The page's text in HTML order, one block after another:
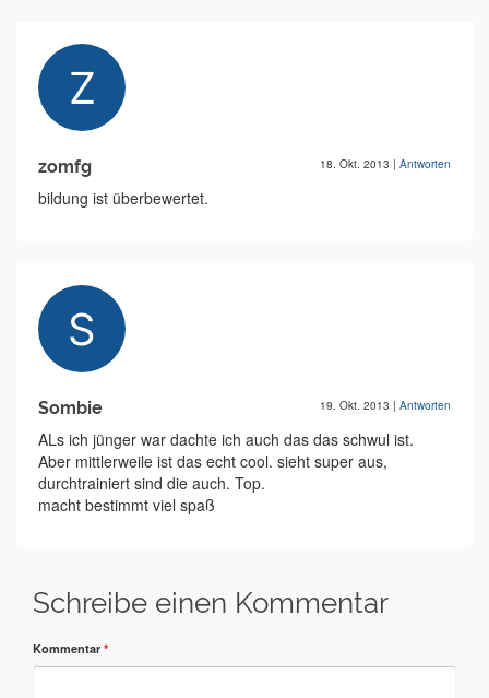
zomfg 18. Okt. 2013 | Antworten
bildung ist überbewertet.
Sombie 19. Okt. 2013 | Antworten
ALs ich jünger war dachte ich auch das das schwul ist.
Aber mittlerweile ist das echt cool. sieht super aus,
durchtrainiert sind die auch. Top.
macht bestimmt viel spaß
Schreibe einen Kommentar
Kommentar *